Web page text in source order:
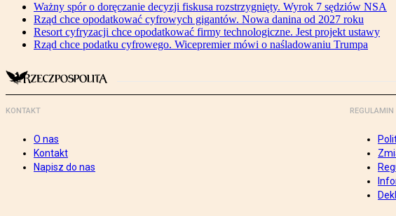
Ważny spór o doręczanie decyzji fiskusa rozstrzygnięty. Wyrok 7 sędziów NSA
Rząd chce opodatkować cyfrowych gigantów. Nowa danina od 2027 roku
Resort cyfryzacji chce opodatkować firmy technologiczne. Jest projekt ustawy
Rząd chce podatku cyfrowego. Wicepremier mówi o naśladowaniu Trumpa
KONTAKT
O nas
Kontakt
Napisz do nas
REGULAMIN